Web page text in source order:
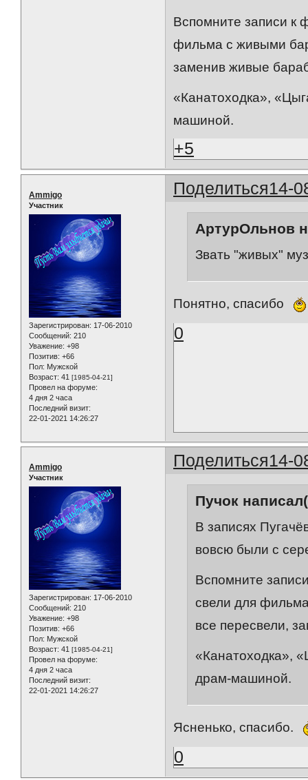
Вспомните записи к
фильма с живыми
заменив живые
«Канатоходка‎»,
машиной.
+5
Поделиться14-
Ammigo
Участник
Зарегистрирован: 17-06-2010
Сообщений: 210
Уважение: +98
Позитив: +66
Пол: Мужской
Возраст: 41 [1985-04-21]
Провел на форуме:
4 дня 2 часа
Последний визит:
22-01-2021 14:26:27
АртурОльнов
Звать "живых"
Понятно, спасибо
0
Поделиться14-
Ammigo
Участник
Зарегистрирован: 17-06-2010
Сообщений: 210
Уважение: +98
Позитив: +66
Пол: Мужской
Возраст: 41 [1985-04-21]
Провел на форуме:
4 дня 2 часа
Последний визит:
22-01-2021 14:26:27
Пучок
В записях
вовсю были с
Вспомните
свели для
все пересвели,
«Канатоходка‎»,
драм-машиной.
Ясненько, спасибо.
0